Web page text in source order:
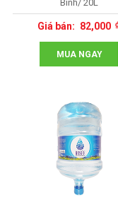
Bình/ 20L
82,000
MUA NGAY